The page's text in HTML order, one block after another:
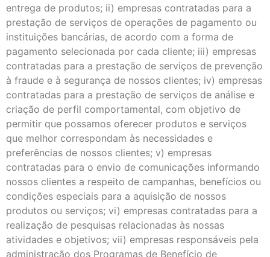
entrega de produtos; ii) empresas contratadas para a
prestação de serviços de operações de pagamento ou
instituições bancárias, de acordo com a forma de
pagamento selecionada por cada cliente; iii) empresas
contratadas para a prestação de serviços de prevenção
à fraude e à segurança de nossos clientes; iv) empresas
contratadas para a prestação de serviços de análise e
criação de perfil comportamental, com objetivo de
permitir que possamos oferecer produtos e serviços
que melhor correspondam às necessidades e
preferências de nossos clientes; v) empresas
contratadas para o envio de comunicações informando
nossos clientes a respeito de campanhas, benefícios ou
condições especiais para a aquisição de nossos
produtos ou serviços; vi) empresas contratadas para a
realização de pesquisas relacionadas às nossas
atividades e objetivos; vii) empresas responsáveis pela
administração dos Programas de Benefício de